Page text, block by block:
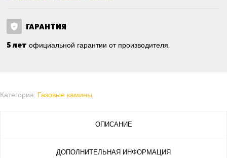
ГАРАНТИЯ
5 лет официальной гарантии от производителя.
Категория: Газовые камины
ОПИСАНИЕ
ДОПОЛНИТЕЛЬНАЯ ИНФОРМАЦИЯ